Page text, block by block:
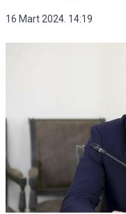
16 Mart 2024. 14:19